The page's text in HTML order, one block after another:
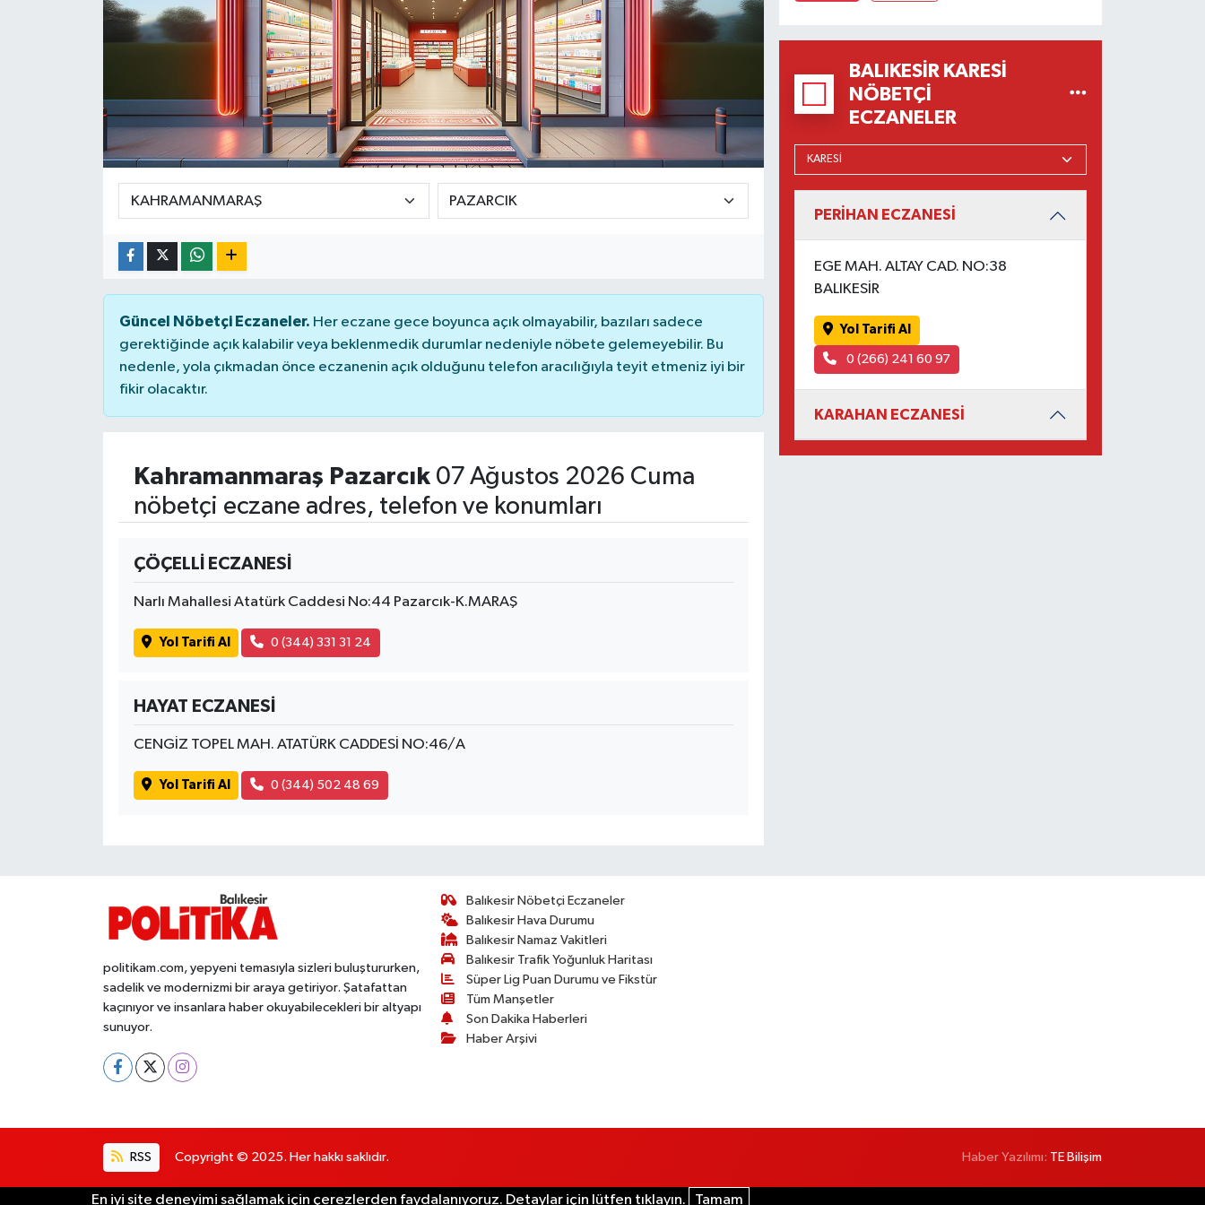
Güncel Nöbetçi Eczaneler. Her eczane gece boyunca açık olmayabilir, bazıları sadece
gerektiğinde açık kalabilir veya beklenmedik durumlar nedeniyle nöbete gelemeyebilir. Bu
nedenle, yola çıkmadan önce eczanenin açık olduğunu telefon aracılığıyla teyit etmeniz iyi bir
fikir olacaktır.
Kahramanmaraş Pazarcık07 Ağustos 2026 Cuma
nöbetçi eczane adres, telefon ve konumları
ÇÖÇELLİ ECZANESİ
Narlı Mahallesi Atatürk Caddesi No:44 Pazarcık-K.MARAŞ
Yol Tarifi Al 0 (344) 331 31 24
HAYAT ECZANESİ
CENGİZ TOPEL MAH. ATATÜRK CADDESİ NO:46/A
Yol Tarifi Al 0 (344) 502 48 69
BALIKESIR KARESI
NÖBETÇI
ECZANELER
PERİHAN ECZANESİ
EGE MAH. ALTAY CAD. NO:38
BALIKESİR
Yol Tarifi Al
0 (266) 241 60 97
KARAHAN ECZANESİ
politikam.com, yepyeni temasıyla sizleri buluştururken,
sadelik ve modernizmi bir araya getiriyor. Şatafattan
kaçınıyor ve insanlara haber okuyabilecekleri bir altyapı
sunuyor.
Balıkesir Nöbetçi Eczaneler
Balıkesir Hava Durumu
Balıkesir Namaz Vakitleri
Balıkesir Trafik Yoğunluk Haritası
Süper Lig Puan Durumu ve Fikstür
Tüm Manşetler
Son Dakika Haberleri
Haber Arşivi
RSS Copyright © 2025. Her hakkı saklıdır. Haber Yazılımı: TE Bilişim
En iyi site deneyimi sağlamak için çerezlerden faydalanıyoruz. Detaylar için lütfen tıklayın. Tamam
EĞİTİM
EKONOMİ
KENT GÜNDEMİ
KÜLTÜR-SANAT
SEYAHAT
Sındırgı
SPOR
SÜRMANŞET